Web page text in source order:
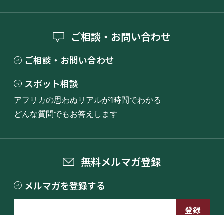
ご相談・お問い合わせ
ご相談・お問い合わせ
スポット相談
アフリカの思わぬリアルが1時間でわかる
どんな質問でもお答えします
無料メルマガ登録
メルマガを登録する